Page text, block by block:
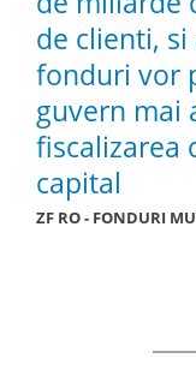
de clienti,
fonduri vor
guvern mai
fiscalizarea
capital
ZF RO - FONDURI